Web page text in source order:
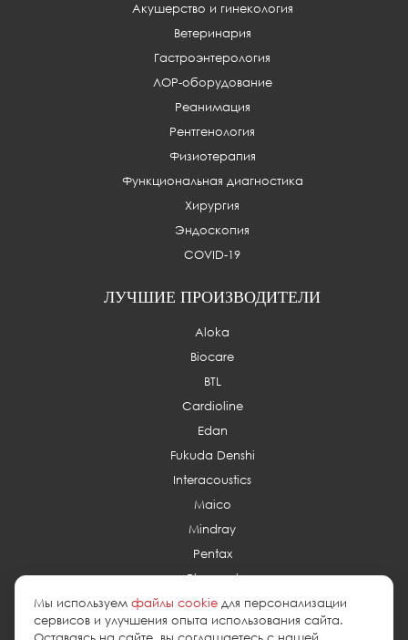
Акушерство и гинекология
Ветеринария
Гастроэнтерология
ЛОР-оборудование
Реанимация
Рентгенология
Физиотерапия
Функциональная диагностика
Хирургия
Эндоскопия
COVID-19
ЛУЧШИЕ ПРОИЗВОДИТЕЛИ
Aloka
Biocare
BTL
Cardioline
Edan
Fukuda Denshi
Interacoustics
Maico
Mindray
Pentax
Planmed
Мы используем файлы cookie для персонализации
сервисов и улучшения опыта использования сайта.